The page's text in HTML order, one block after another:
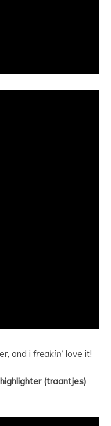
and i freakin‘ love it!
(traantjes)